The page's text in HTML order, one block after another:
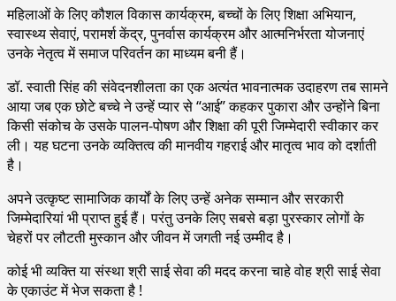
महिलाओं के लिए कौशल विकास कार्यक्रम, बच्चों के लिए शिक्षा अभियान,
स्वास्थ्य सेवाएं, परामर्श केंद्र, पुनर्वास कार्यक्रम और आत्मनिर्भरता योजनाएं
उनके नेतृत्व में समाज परिवर्तन का माध्यम बनी हैं।
डॉ. स्वाती सिंह की संवेदनशीलता का एक अत्यंत भावनात्मक उदाहरण तब सामने
आया जब एक छोटे बच्चे ने उन्हें प्यार से “आई” कहकर पुकारा और उन्होंने बिना
किसी संकोच के उसके पालन-पोषण और शिक्षा की पूरी जिम्मेदारी स्वीकार कर
ली। यह घटना उनके व्यक्तित्व की मानवीय गहराई और मातृत्व भाव को दर्शाती
है।
अपने उत्कृष्ट सामाजिक कार्यों के लिए उन्हें अनेक सम्मान और सरकारी
जिम्मेदारियां भी प्राप्त हुई हैं। परंतु उनके लिए सबसे बड़ा पुरस्कार लोगों के
चेहरों पर लौटती मुस्कान और जीवन में जगती नई उम्मीद है।
कोई भी व्यक्ति या संस्था श्री साई सेवा की मदद करना चाहे वोह श्री साई सेवा
के एकाउंट में भेज सकता है !